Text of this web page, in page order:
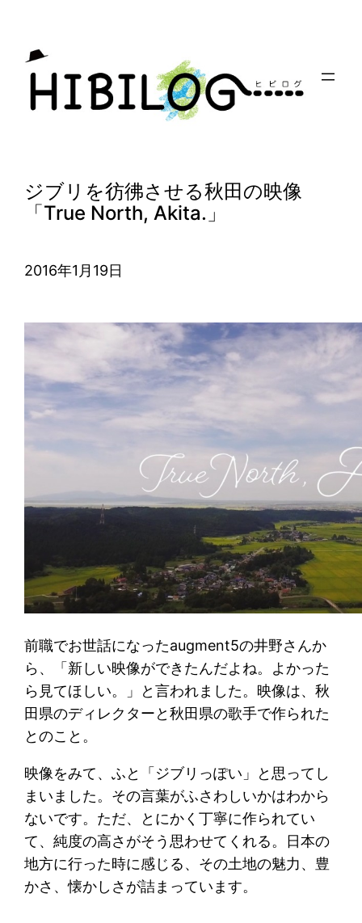
ジブリを彷彿させる秋田の映像
「True North, Akita.」
2016年1月19日
前職でお世話になったaugment5の井野さんか
ら、「新しい映像ができたんだよね。よかった
ら見てほしい。」と言われました。映像は、秋
田県のディレクターと秋田県の歌手で作られた
とのこと。
映像をみて、ふと「ジブリっぽい」と思ってし
まいました。その言葉がふさわしいかはわから
ないです。ただ、とにかく丁寧に作られてい
て、純度の高さがそう思わせてくれる。日本の
地方に行った時に感じる、その土地の魅力、豊
かさ、懐かしさが詰まっています。